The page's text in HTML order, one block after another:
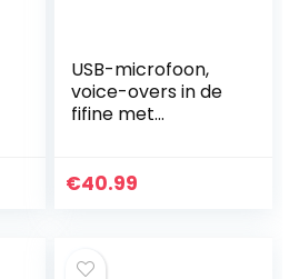
USB-microfoon,
voice-overs in de
fifine met
computer,
€40.99